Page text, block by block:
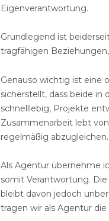
Eigenverantwortung.
Grundlegend ist
tragfähigen
Genauso wichtig ist eine
sicherstellt, dass beide in
schnelllebig, Projekte
Zusammenarbeit lebt
regelmäßig abzugleichen.
Als Agentur übernehme
somit Verantwortung. Die
bleibt davon jedoch
tragen wir als Agentur